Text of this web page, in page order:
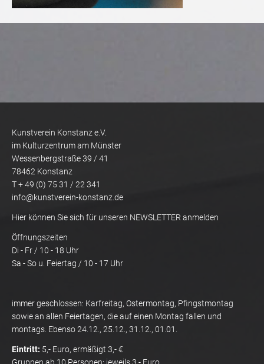
Kunstverein Konstanz e.V.
im Kulturzentrum am Münster
Wessenbergstraße 39 / 41
78462 Konstanz
T + 49 (0) 75 31 / 22 341
info@kunstverein-konstanz.de
Hier können Sie sich für unseren NEWSLETTER anmelden
Öffnungszeiten
Di - Fr / 10 - 18 Uhr
Sa - So u. Feiertag / 10 - 17 Uhr
immer geschlossen: Karfreitag, Ostermontag, Pfingstmontag
sowie an allen Feiertagen, die auf einen Montag fallen und
montags. Ebenso 24.12., 25.12., 31.12., 01.01.
Eintritt: 5,- Euro, ermäßigt 3,- €
Gruppen ab 10 Personen: jeweils 3,- Euro